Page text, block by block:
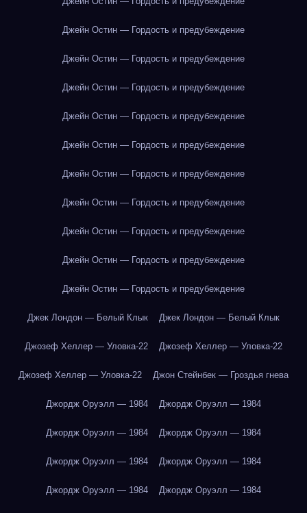
Джейн Остин — Гордость и предубеждение
Джейн Остин — Гордость и предубеждение
Джейн Остин — Гордость и предубеждение
Джейн Остин — Гордость и предубеждение
Джейн Остин — Гордость и предубеждение
Джейн Остин — Гордость и предубеждение
Джейн Остин — Гордость и предубеждение
Джейн Остин — Гордость и предубеждение
Джейн Остин — Гордость и предубеждение
Джейн Остин — Гордость и предубеждение
Джек Лондон — Белый Клык Джек Лондон — Белый Клык
Джозеф Хеллер — Уловка-22 Джозеф Хеллер — Уловка-22
Джозеф Хеллер — Уловка-22 Джон Стейнбек — Гроздья гнева
Джордж Оруэлл — 1984 Джордж Оруэлл — 1984
Джордж Оруэлл — 1984 Джордж Оруэлл — 1984
Джордж Оруэлл — 1984 Джордж Оруэлл — 1984
Джордж Оруэлл — 1984 Джордж Оруэлл — 1984